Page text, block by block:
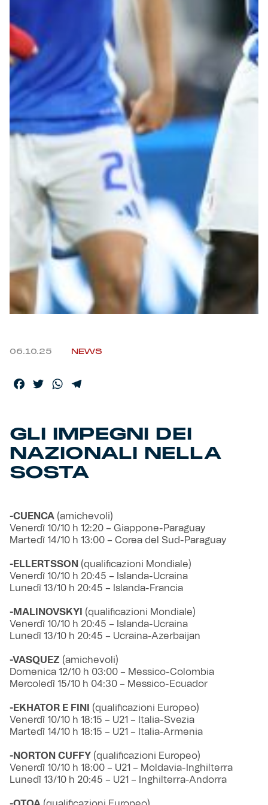
Vintage Collection
Red&Blue Voices
Kids
Party
Caffè Boasi x Genoa
Helan x Genoa
Fortissimo batte il mio cuor
06.10.25 NEWS
Facebook
TwitterWhatsApp
GLI IMPEGNI DEI
NAZIONALI NELLA
SOSTA
-CUENCA (amichevoli)
Venerdì 10/10 h 12:20 – Giappone-Paraguay
Martedì 14/10 h 13:00 – Corea del Sud-Paraguay
-ELLERTSSON (qualificazioni Mondiale)
Venerdì 10/10 h 20:45 – Islanda-Ucraina
Lunedì 13/10 h 20:45 – Islanda-Francia
-MALINOVSKYI
(qualificazioni Mondiale)
Venerdì 10/10 h 20:45 – Islanda-Ucraina
Lunedì 13/10 h 20:45 – Ucraina-Azerbaijan
-VASQUEZ (amichevoli)
Domenica 12/10 h 03:00 – Messico-Colombia
Mercoledì 15/10 h 04:30 – Messico-Ecuador
-EKHATOR E FINI
(qualificazioni Europeo)
Venerdì 10/10 h 18:15 – U21 – Italia-Svezia
Martedì 14/10 h 18:15 – U21 – Italia-Armenia
-NORTON CUFFY (qualificazioni Europeo)
Venerdì 10/10 h 18:00 – U21 – Moldavia-Inghilterra
Lunedì 13/10 h 20:45 – U21 – Inghilterra-Andorra